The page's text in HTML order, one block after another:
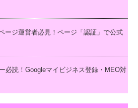
ージ運営者必見！ページ「認証」で公式
必読！Googleマイビジネス登録・MEO対